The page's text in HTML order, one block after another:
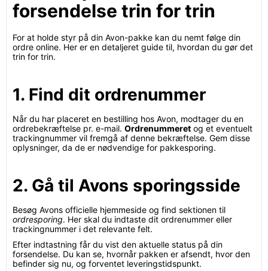
forsendelse trin for trin
For at holde styr på din Avon-pakke kan du nemt følge din
ordre online. Her er en detaljeret guide til, hvordan du gør det
trin for trin.
1. Find dit ordrenummer
Når du har placeret en bestilling hos Avon, modtager du en
ordrebekræftelse pr. e-mail. Ordrenummeret og et eventuelt
trackingnummer vil fremgå af denne bekræftelse. Gem disse
oplysninger, da de er nødvendige for pakkesporing.
2. Gå til Avons sporingsside
Besøg Avons officielle hjemmeside og find sektionen til
ordresporing. Her skal du indtaste dit ordrenummer eller
trackingnummer i det relevante felt.
Efter indtastning får du vist den aktuelle status på din
forsendelse. Du kan se, hvornår pakken er afsendt, hvor den
befinder sig nu, og forventet leveringstidspunkt.